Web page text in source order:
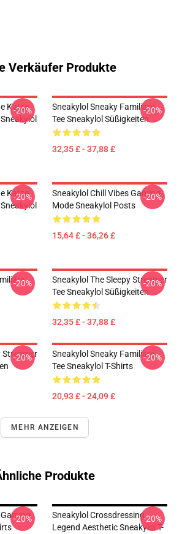
Verkäufer Produkte
Katze
-20%
Sneakylol Sneaky Familiäre
Tee Sneakylol Süßigkeiten
32,35 £ - 37,88 £
-20%
Katze
-20%
Sneakylol Chill Vibes Gaming
Mode Sneakylol Posts
15,64 £ - 36,26 £
-20%
-20%
Sneakylol The Sleepy Streamer
Tee Sneakylol Süßigkeiten
32,35 £ - 37,88 £
-20%
Streamer
-20%
Sneakylol Sneaky Familiäre
Tee Sneakylol T-Shirts
20,93 £ - 24,09 £
-20%
MEHR ANZEIGEN
Produkte
-20%
Sneakylol Crossdressing
Legend Aesthetic Sneakylol T-
-20%